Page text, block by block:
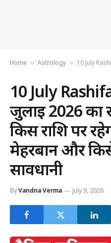
Home » Astrology » 10 July Rashifal 2026 : 10
10 July
जुलाई 2026 का
किस राशि पर
मेहरबान और
सावधानी
ByVandna Verma July 9, 2026